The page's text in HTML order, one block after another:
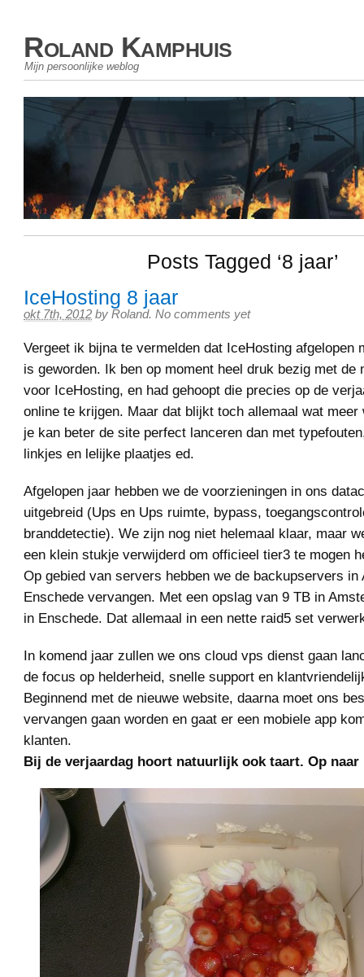
Roland Kamphuis
Mijn persoonlijke weblog
Posts Tagged ‘8 jaar’
IceHosting 8 jaar
okt 7th, 2012 by Roland. No comments yet
Vergeet ik bijna te vermelden dat IceHosting afgelopen
is geworden. Ik ben op moment heel druk bezig met de
voor IceHosting, en had gehoopt die precies op de
online te krijgen. Maar dat blijkt toch allemaal wat
je kan beter de site perfect lanceren dan met
linkjes en lelijke plaatjes ed.
Afgelopen jaar hebben we de voorzieningen in ons
uitgebreid (Ups en Ups ruimte, bypass,
branddetectie). We zijn nog niet helemaal klaar, maar
een klein stukje verwijderd om officieel tier3 te mogen
Op gebied van servers hebben we de backupservers in
Enschede vervangen. Met een opslag van 9 TB in
in Enschede. Dat allemaal in een nette raid5 set
In komend jaar zullen we ons cloud vps dienst gaan
de focus op helderheid, snelle support en
Beginnend met de nieuwe website, daarna moet ons
vervangen gaan worden en gaat er een mobiele app
klanten.
Bij de verjaardag hoort natuurlijk ook taart. Op naar